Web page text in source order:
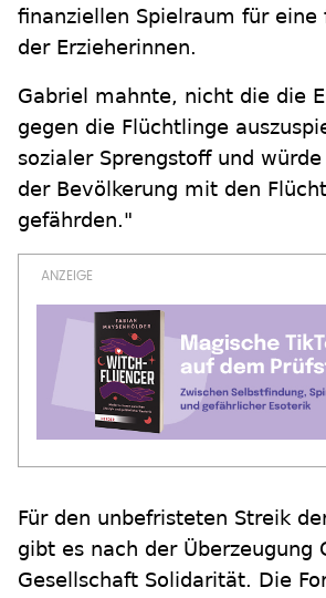
finanziellen Spielraum für eine
der Erzieherinnen.
Gabriel mahnte, nicht die die
gegen die Flüchtlinge
sozialer Sprengstoff und
der Bevölkerung mit den
gefährden."
Für den unbefristeten Streik
gibt es nach der Überzeugung
Gesellschaft Solidarität. Die